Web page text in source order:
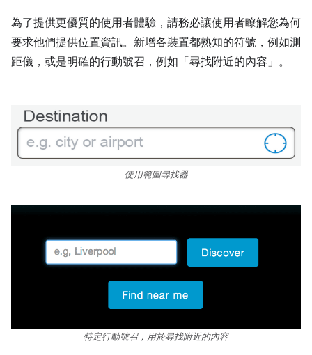
為了提供更優質的使用者體驗，請務必讓使用者瞭解您為何
要求他們提供位置資訊。新增各裝置都熟知的符號，例如測
距儀，或是明確的行動號召，例如「尋找附近的內容」。
使用範圍尋找器
特定行動號召，用於尋找附近的內容